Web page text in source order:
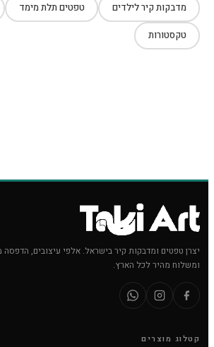
מדבקות קיר לילדים טפטים תלת מימד
טקסטורות
יצרן טפטים ומדבקות קיר בישראל. אלפי עיצובים, הדפסה
ומשלוח מהיר לכל הארץ.
קטלוג מוצרים